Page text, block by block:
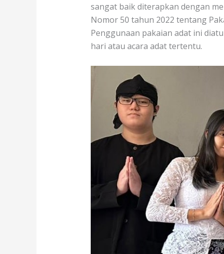
sangat baik diterapkan dengan
Nomor 50 tahun 2022 tentang
Penggunaan pakaian adat ini
hari atau acara adat tertentu.